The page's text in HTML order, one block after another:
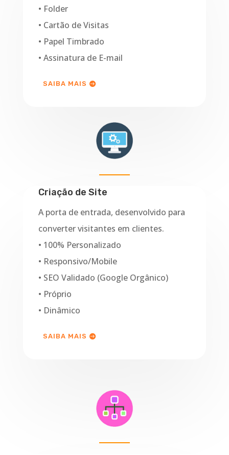
• Folder
• Cartão de Visitas
• Papel Timbrado
• Assinatura de E-mail
SAIBA MAIS
Criação de Site
A porta de entrada, desenvolvido para
converter visitantes em clientes.
• 100% Personalizado
• Responsivo/Mobile
• SEO Validado (Google Orgânico)
• Próprio
• Dinâmico
SAIBA MAIS